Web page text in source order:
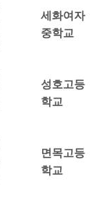
세화여자
중학교
성호고등
학교
면목고등
학교